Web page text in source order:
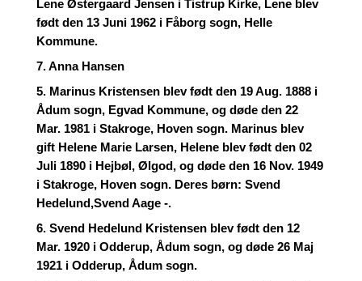
Lene Østergaard Jensen i Tistrup Kirke, Lene blev
født den 13 Juni 1962 i Fåborg sogn, Helle
Kommune.
7. Anna Hansen
5. Marinus Kristensen blev født den 19 Aug. 1888 i
Ådum sogn, Egvad Kommune, og døde den 22
Mar. 1981 i Stakroge, Hoven sogn. Marinus blev
gift Helene Marie Larsen, Helene blev født den 02
Juli 1890 i Hejbøl, Ølgod, og døde den 16 Nov. 1949
i Stakroge, Hoven sogn. Deres børn: Svend
Hedelund,Svend Aage -.
6. Svend Hedelund Kristensen blev født den 12
Mar. 1920 i Odderup, Ådum sogn, og døde 26 Maj
1921 i Odderup, Ådum sogn.